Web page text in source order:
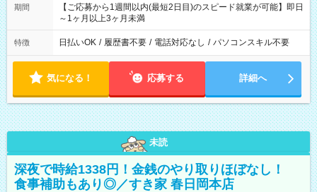
期間
【ご応募から1週間以内(最短2日目)のスピード就業が可能】即日
～1ヶ月以上3ヶ月未満
特徴 日払いOK / 履歴書不要 / 電話対応なし / パソコンスキル不要
気になる！ 応募する 詳細へ
未読
深夜で時給1338円！金銭のやり取りほぼなし！
食事補助もあり◎／すき家 春日岡本店